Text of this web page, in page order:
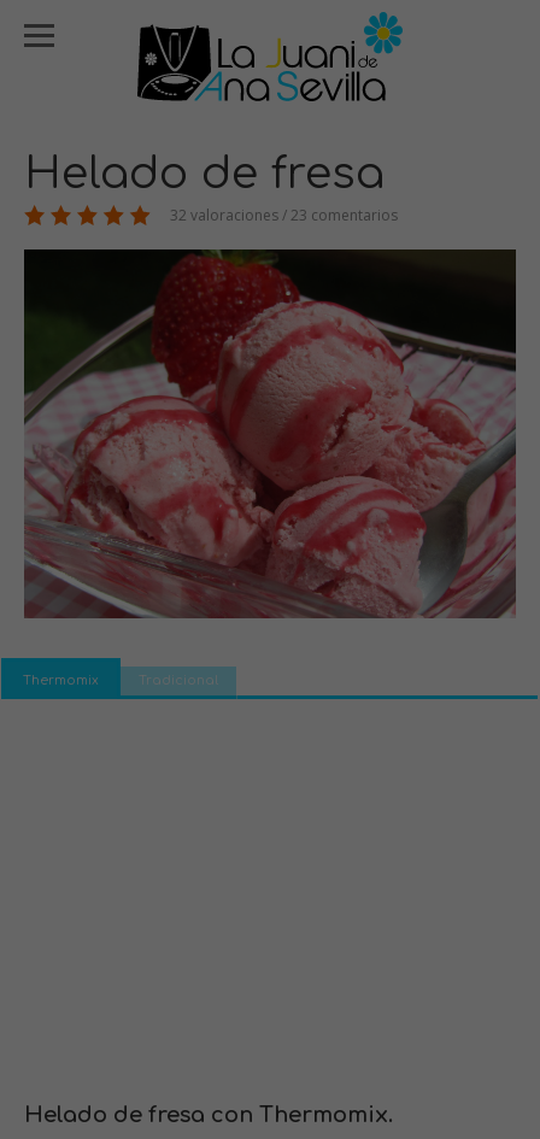
Helado de fresa
32 valoraciones / 23 comentarios
Thermomix Tradicional
Helado de fresa con Thermomix.